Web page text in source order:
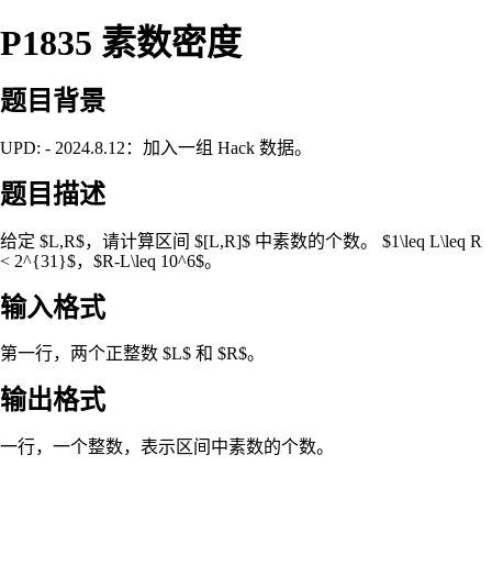
P1835 素数密度
题目背景
UPD: - 2024.8.12：加入一组 Hack 数据。
题目描述
给定 $L,R$，请计算区间 $[L,R]$ 中素数的个数。 $1\leq L\leq R
< 2^{31}$，$R-L\leq 10^6$。
输入格式
第一行，两个正整数 $L$ 和 $R$。
输出格式
一行，一个整数，表示区间中素数的个数。